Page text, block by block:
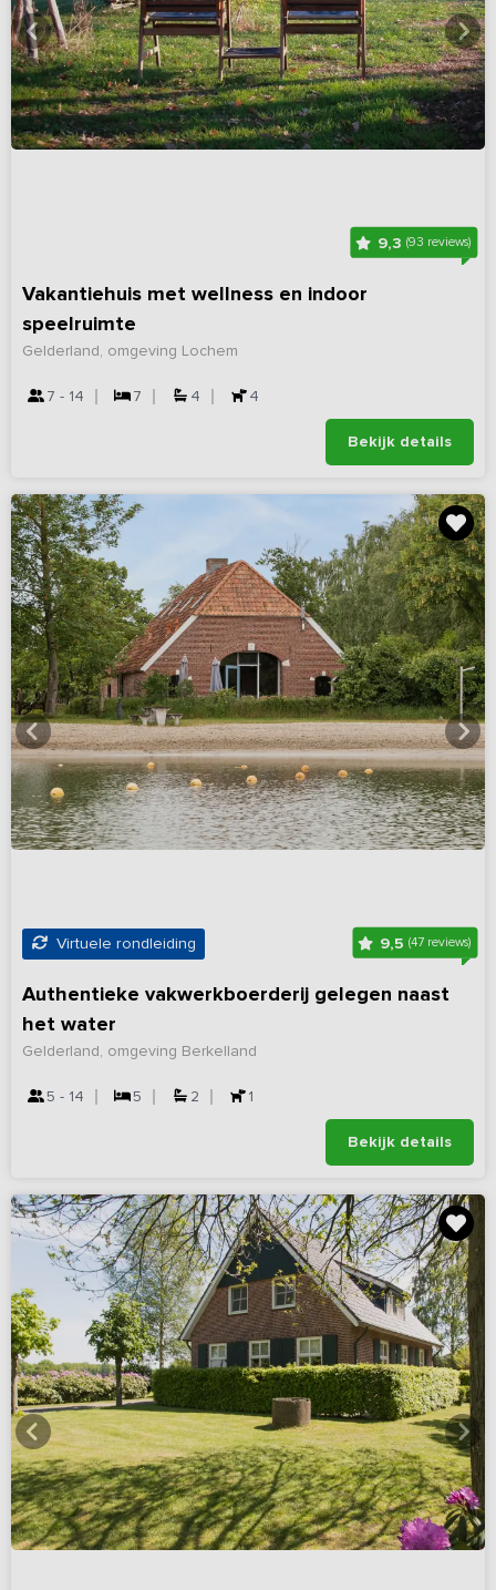
9,3 (93 reviews)
Vakantiehuis met wellness en indoor
speelruimte
Gelderland, omgeving Lochem
7 - 14 7 4 4
Bekijk details
Virtuele rondleiding 9,5(47 reviews)
Authentieke vakwerkboerderij gelegen naast
het water
Gelderland, omgeving Berkelland
5 - 14 5 2 1
Bekijk details